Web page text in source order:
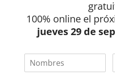
100% online el
jueves 29 de